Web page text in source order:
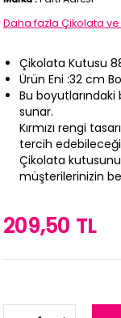
Daha fazla Çikolata ve
Çikolata Kutusu 88
Ürün Eni :32 cm
Bu
sunar.
Kırmızı rengi
tercih
Çikolata
müşterilerinizin
209,50 TL